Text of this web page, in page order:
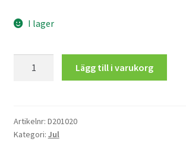
I lager
mängd
Lägg till i varukorg
Artikelnr: D201020
Kategori: Jul